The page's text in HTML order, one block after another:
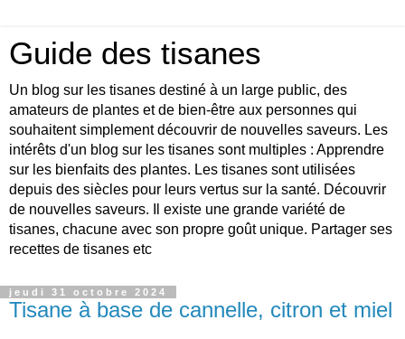
Guide des tisanes
Un blog sur les tisanes destiné à un large public, des
amateurs de plantes et de bien-être aux personnes qui
souhaitent simplement découvrir de nouvelles saveurs. Les
intérêts d'un blog sur les tisanes sont multiples : Apprendre
sur les bienfaits des plantes. Les tisanes sont utilisées
depuis des siècles pour leurs vertus sur la santé. Découvrir
de nouvelles saveurs. Il existe une grande variété de
tisanes, chacune avec son propre goût unique. Partager ses
recettes de tisanes etc
jeudi 31 octobre 2024
Tisane à base de cannelle, citron et miel